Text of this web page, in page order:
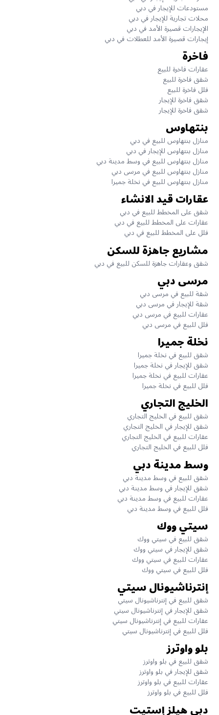
مستودعات للإيجار في دبي
محلات تجارية للإيجار في دبي
الإيجارات قصيرة الأمد في دبي
إيجارات قصيرة الأمد للعطلات في دبي
فاخرة
عقارات فاخرة للبيع
شقق فاخرة للبيع
فلل فاخرة للبيع
شقق فاخرة للإيجار
شقق فاخرة للإيجار
بنتهاوس
منازل بنتهاوس للبيع في دبي
منازل بنتهاوس للإيجار في دبي
منازل بنتهاوس للبيع في وسط مدينة دبي
منازل بنتهاوس للبيع في مرسى دبي
منازل بنتهاوس للبيع في نخلة جميرا
عقارات قيد الانشاء
شقق على المخطط للبيع في دبي
عقارات على المخطط للبيع في دبي
فلل على المخطط للبيع في دبي
مشاريع جاهزة للسكن
شقق وعقارات جاهزة للسكن للبيع في دبي
مرسى دبي
شقة للبيع في مرسى دبي
شقة للإيجار في مرسى دبي
عقارات للبيع في مرسى دبي
فلل للبيع في مرسى دبي
نخلة جميرا
شقق للبيع في نخلة جميرا
شقق للإيجار في نخلة جميرا
عقارات للبيع في نخلة جميرا
فلل للبيع في نخلة جميرا
الخليج التجاري
شقق للبيع في الخليج التجاري
شقق للإيجار في الخليج التجاري
عقارات للبيع في الخليج التجاري
فلل للبيع في الخليج التجاري
وسط مدينة دبي
شقق للبيع في وسط مدينة دبي
شقق للإيجار في وسط مدينة دبي
عقارات للبيع في وسط مدينة دبي
فلل للبيع في وسط مدينة دبي
سيتي ووك
شقق للبيع في سيتي ووك
شقق للإيجار في سيتي ووك
عقارات للبيع في سيتي ووك
فلل للبيع في سيتي ووك
إنترناشيونال سيتي
شقق للبيع في إنترناشيونال سيتي
شقق للإيجار في إنترناشيونال سيتي
عقارات للبيع في إنترناشيونال سيتي
فلل للبيع في إنترناشيونال سيتي
بلو واوترز
شقق للبيع في بلو واوترز
شقق للإيجار في بلو واوترز
عقارات للبيع في بلو واوترز
فلل للبيع في بلو واوترز
دبي هيلز إستيت